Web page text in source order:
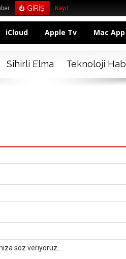
Kayıt
iCloud Apple Tv Mac
Sihirli Elma Teknoloji
söz veriyoruz...